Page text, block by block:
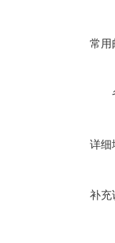
常用
详细
补充